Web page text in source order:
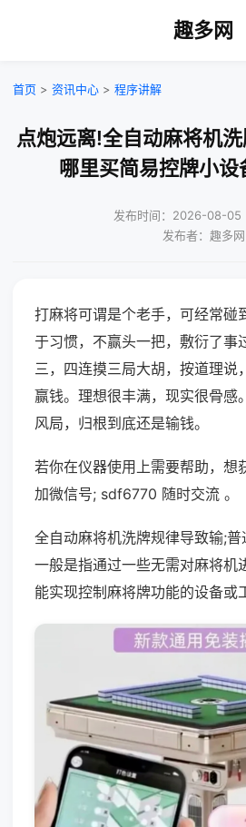
趣多网
首页 > 资讯中心 > 程序讲解
点炮远离!全自动麻将机
哪里买简易控牌小
发布时间：2026-08-05
发布者：趣多网
打麻将可谓是个老手，可经常碰
于习惯，不赢头一把，敷衍了事
三，四连摸三局大胡，按道理说
赢钱。理想很丰满，现实很骨感
风局，归根到底还是输钱。
若你在仪器使用上需要帮助，想
加微信号; sdf6770 随时交流 。
全自动麻将机洗牌规律导致输;
一般是指通过一些无需对麻将机
能实现控制麻将牌功能的设备或